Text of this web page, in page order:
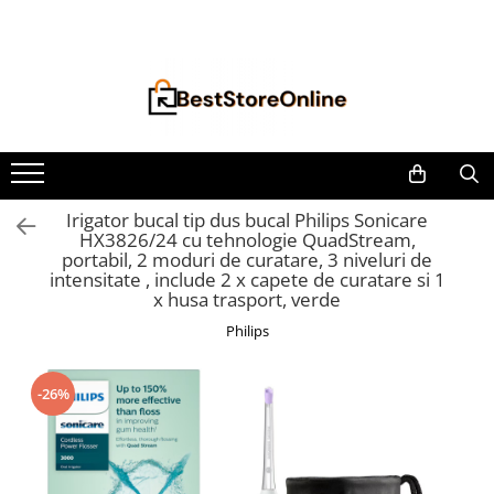
Accesorii aparate climatizare
Accesorii console gaming
Accesorii si Piese Aspiratoare
Aspiratoare Universale
Dyson
iRobot Roomba
Tefal Rowenta X-Force Flex
Xiaomi Roborock
Aspiratoare
Auto Moto
Irigator bucal tip dus bucal Philips Sonicare
HX3826/24 cu tehnologie QuadStream,
portabil, 2 moduri de curatare, 3 niveluri de
intensitate , include 2 x capete de curatare si 1
x husa trasport, verde
Philips
-26%